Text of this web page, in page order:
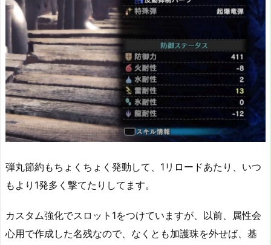
弾丸節約もちょくちょく発動して、1リロードあたり、いつ
もより1発多く撃てたりしてます。
カスタム強化でスロット1をつけていますが、以前、属性会
心用で作成した名残なので、なくとも加護珠を外せば、基